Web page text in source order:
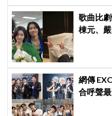
歌曲比
棟元、
網傳
合呼聲